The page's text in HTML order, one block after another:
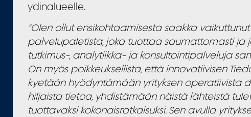
ydinalueelle.
”Olen ollut ensikohtaamisesta saakka
palvelupaletista, joka tuottaa saumattomasti ja
tutkimus-, analytiikka- ja konsultointipalveluja
On myös poikkeuksellista, että innovatiivisen
kyetään hyödyntämään yrityksen operatiivista
hiljaista tietoa, yhdistämään näistä lähteistä
tuottavaksi kokonaisratkaisuksi. Sen avulla